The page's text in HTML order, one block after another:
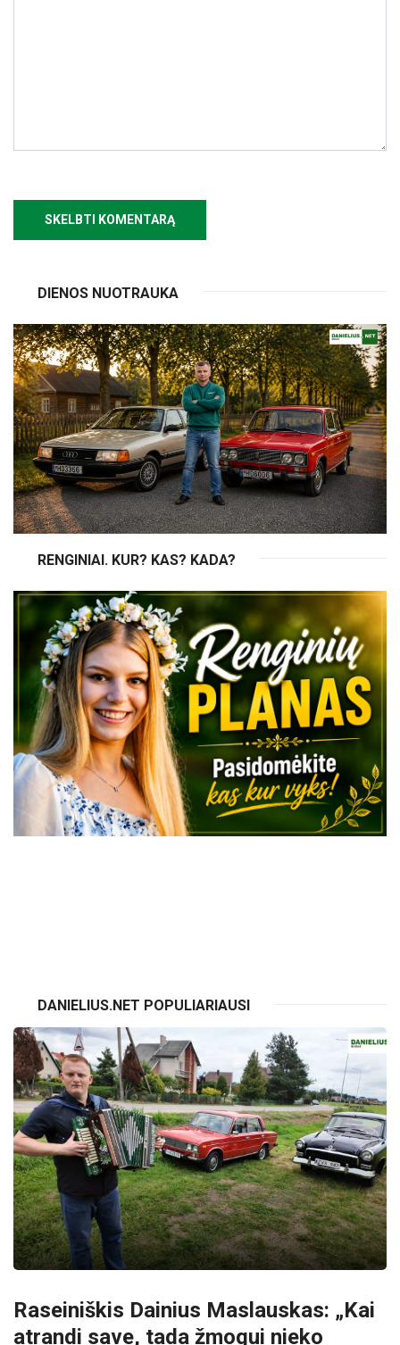
DIENOS NUOTRAUKA
RENGINIAI. KUR? KAS? KADA?
DANIELIUS.NET POPULIARIAUSI
Raseiniškis Dainius Maslauskas: „Kai
atrandi save, tada žmogui nieko